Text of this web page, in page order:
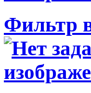
Фильтр